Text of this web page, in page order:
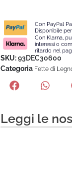
Con PayPal
Disponibile
Con Klarna,
interessi o
ritardo nel
SKU:93DEC30600
Categoria Fette di
Leggi le